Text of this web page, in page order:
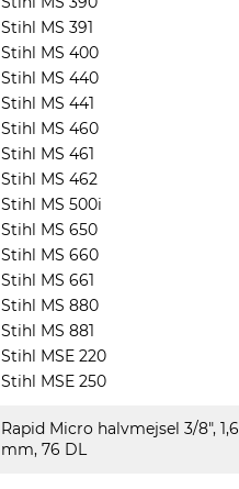
Stihl MS 391
Stihl MS 400
Stihl MS 440
Stihl MS 441
Stihl MS 460
Stihl MS 461
Stihl MS 462
Stihl MS 500i
Stihl MS 650
Stihl MS 660
Stihl MS 661
Stihl MS 880
Stihl MS 881
Stihl MSE 220
Stihl MSE 250
Rapid Micro halvmejsel 3/8", 1,6
mm, 76 DL